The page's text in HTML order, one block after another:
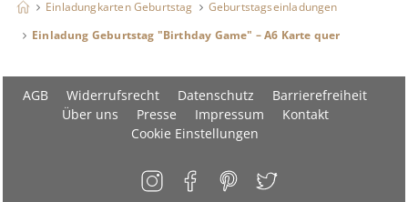
Einladungkarten Geburtstag
Geburtstagseinladungen
Einladung Geburtstag "Birthday Game" – A6 Karte quer
AGB Widerrufsrecht Datenschutz
Barrierefreiheit
Über uns
Presse Impressum
Kontakt
Cookie Einstellungen